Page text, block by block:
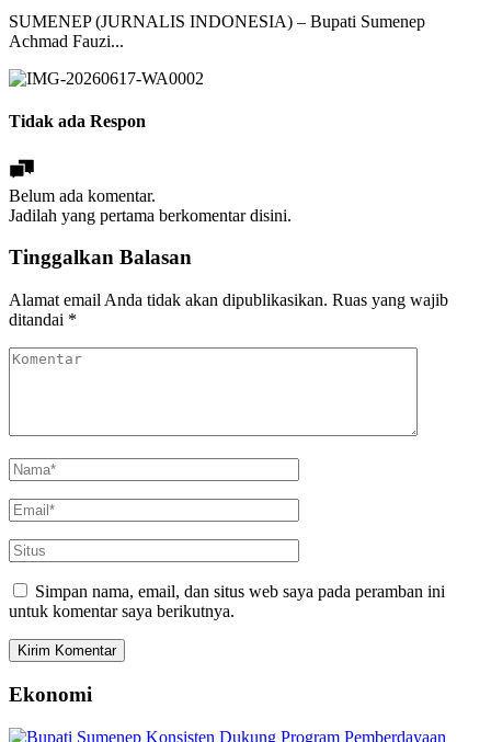
SUMENEP (JURNALIS INDONESIA) – Bupati Sumenep
Achmad Fauzi...
Tidak ada Respon
Belum ada komentar.
Jadilah yang pertama berkomentar disini.
Tinggalkan Balasan
Alamat email Anda tidak akan dipublikasikan. Ruas yang wajib
ditandai *
Simpan nama, email, dan situs web saya pada peramban ini
untuk komentar saya berikutnya.
Ekonomi